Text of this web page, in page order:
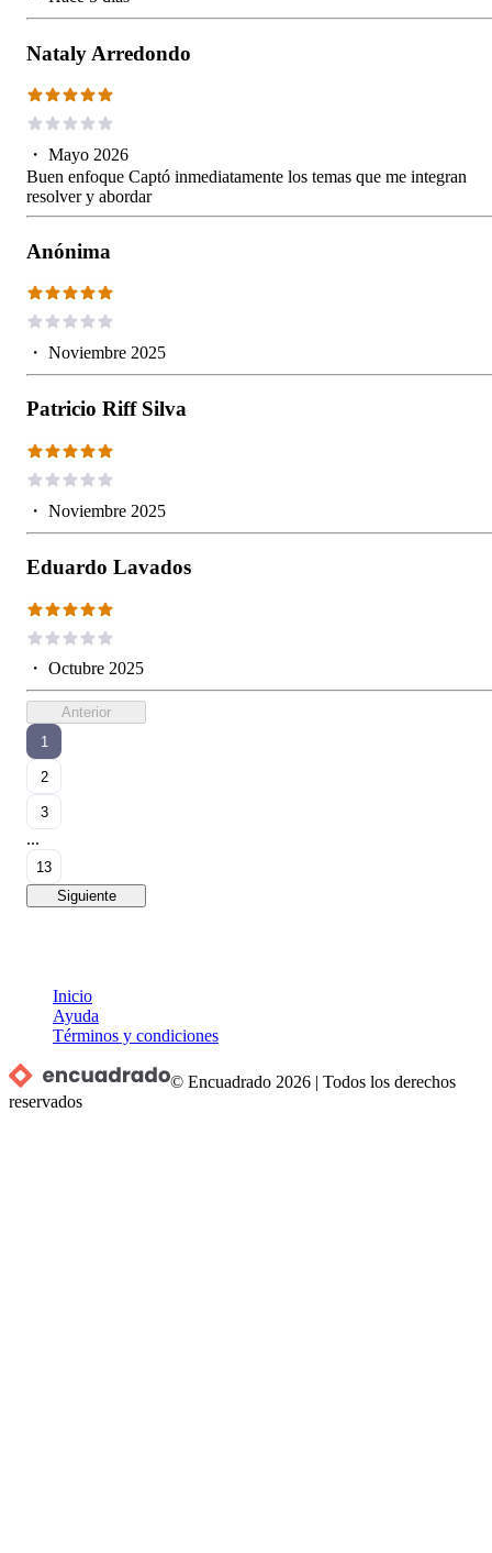
Nataly Arredondo
・ Mayo 2026
Buen enfoque Captó inmediatamente los temas que me integran
resolver y abordar
Anónima
・ Noviembre 2025
Patricio Riff Silva
・ Noviembre 2025
Eduardo Lavados
・ Octubre 2025
Anterior
1
2
3
...
13
Siguiente
Inicio
Ayuda
Términos y condiciones
© Encuadrado 2026 |Todos los derechos
reservados